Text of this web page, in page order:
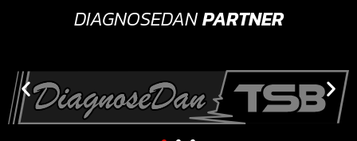
DIAGNOSEDANPARTNER